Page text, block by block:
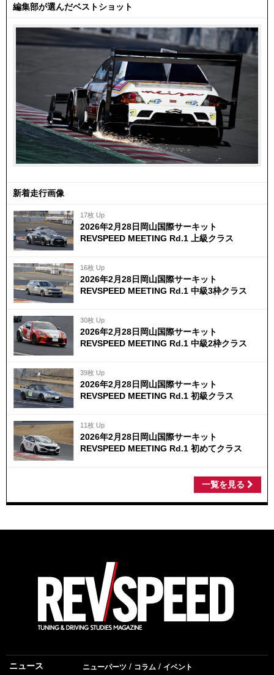
編集部が選んだベストショット
新着走行画像
17枚 Up
2026年2月28日岡山国際サーキット
REVSPEED MEETING Rd.1 上級クラス
16枚 Up
2026年2月28日岡山国際サーキット
REVSPEED MEETING Rd.1 中級3枠クラス
30枚 Up
2026年2月28日岡山国際サーキット
REVSPEED MEETING Rd.1 中級2枠クラス
39枚 Up
2026年2月28日岡山国際サーキット
REVSPEED MEETING Rd.1 初級クラス
11枚 Up
2026年2月28日岡山国際サーキット
REVSPEED MEETING Rd.1 初めてクラス
一覧を見る
ニュース ニューパーツ コラム イベント